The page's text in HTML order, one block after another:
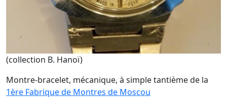
(collection B. Hanoï)
Montre-bracelet, mécanique, à simple tantième de la
1ère Fabrique de Montres de Moscou